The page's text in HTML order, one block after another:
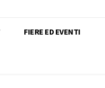
FIERE ED EVENTI